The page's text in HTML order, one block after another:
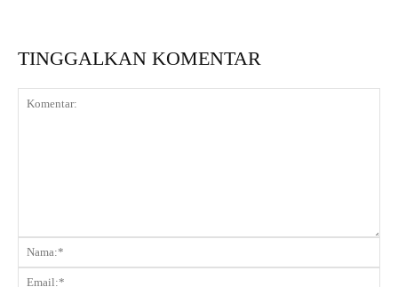
TINGGALKAN KOMENTAR
Komentar: